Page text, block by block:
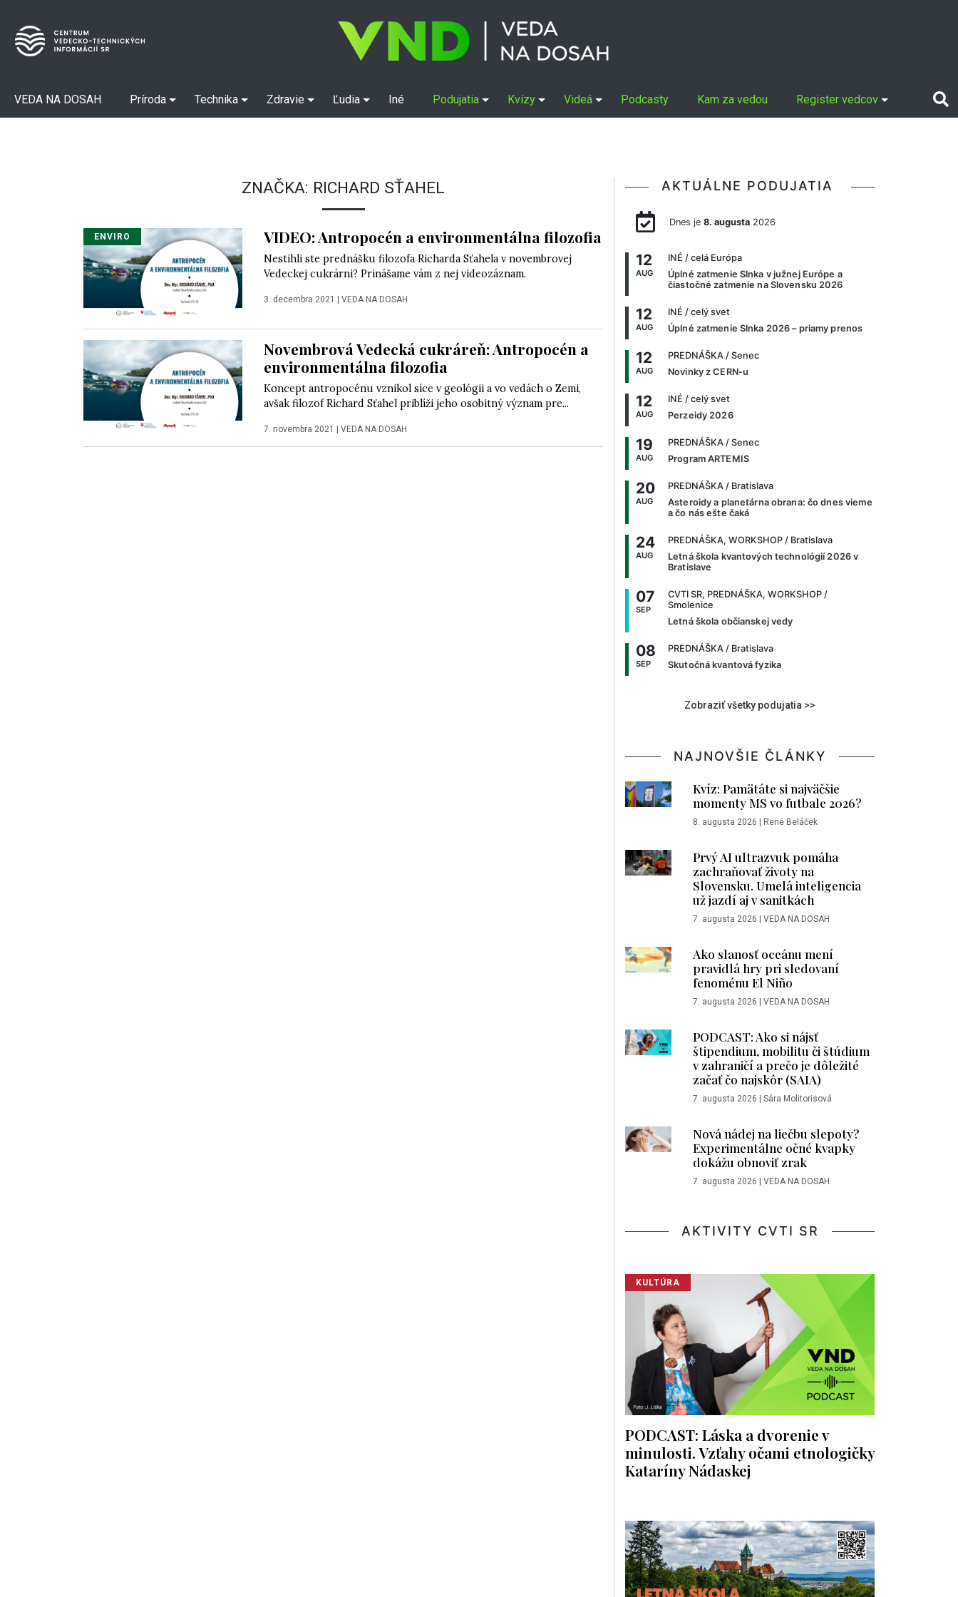
VEDA NA DOSAH Príroda Technika Zdravie Ľudia Iné Podujatia Kvízy Videá Podcasty Kam za vedou Register vedcov
ZNAČKA: RICHARD SŤAHEL
ENVIRO VIDEO: Antropocén a environmentálna filozofia
Nestihli ste prednášku filozofa Richarda Sťahela v novembrovej
Vedeckej cukrárni? Prinášame vám z nej videozáznam.
3. decembra 2021 VEDA NA DOSAH
Novembrová Vedecká cukráreň: Antropocén a
environmentálna filozofia
Koncept antropocénu vznikol síce v geológii a vo vedách o Zemi,
avšak filozof Richard Sťahel priblíži jeho osobitný význam pre...
7. novembra 2021 VEDA NA DOSAH
AKTUÁLNE PODUJATIA
Dnes je 8. augusta2026
12
AUG
INÉ / celá Európa
Úplné zatmenie Slnka v južnej Európe a
čiastočné zatmenie na Slovensku 2026
12
AUG
INÉ / celý svet
Úplné zatmenie Slnka 2026 – priamy prenos
12
AUG
PREDNÁŠKA / Senec
Novinky z CERN-u
12
AUG
INÉ / celý svet
Perzeidy 2026
19
AUG
PREDNÁŠKA / Senec
Program ARTEMIS
20
AUG
PREDNÁŠKA / Bratislava
Asteroidy a planetárna obrana: čo dnes vieme
a čo nás ešte čaká
24
AUG
PREDNÁŠKA, WORKSHOP / Bratislava
Letná škola kvantových technológií 2026 v
Bratislave
07
SEP
CVTI SR, PREDNÁŠKA, WORKSHOP /
Smolenice
Letná škola občianskej vedy
08
SEP
PREDNÁŠKA / Bratislava
Skutočná kvantová fyzika
Zobraziť všetky podujatia >>
NAJNOVŠIE ČLÁNKY
Kvíz: Pamätáte si najväčšie
momenty MS vo futbale 2026?
8. augusta 2026 | René Beláček
Prvý AI ultrazvuk pomáha
zachraňovať životy na
Slovensku. Umelá inteligencia
už jazdí aj v sanitkách
7. augusta 2026 | VEDA NA DOSAH
Ako slanosť oceánu mení
pravidlá hry pri sledovaní
fenoménu El Niño
7. augusta 2026 | VEDA NA DOSAH
PODCAST: Ako si nájsť
štipendium, mobilitu či štúdium
v zahraničí a prečo je dôležité
začať čo najskôr (SAIA)
7. augusta 2026 | Sára Molitorisová
Nová nádej na liečbu slepoty?
Experimentálne očné kvapky
dokážu obnoviť zrak
7. augusta 2026 | VEDA NA DOSAH
AKTIVITY CVTI SR
KULTÚRA
PODCAST: Láska a dvorenie v
minulosti. Vzťahy očami etnologičky
Kataríny Nádaskej